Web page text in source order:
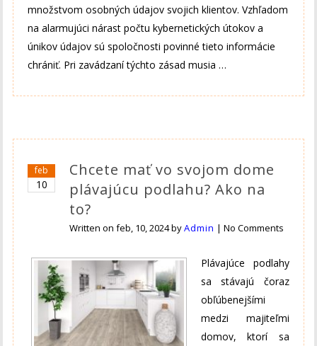
množstvom osobných údajov svojich klientov. Vzhľadom
na alarmujúci nárast počtu kybernetických útokov a
únikov údajov sú spoločnosti povinné tieto informácie
chrániť. Pri zavádzaní týchto zásad musia …
feb
10
Chcete mať vo svojom dome
plávajúcu podlahu? Ako na
to?
Written onfeb, 10, 2024byAdmin |No Comments
Plávajúce podlahy
sa stávajú čoraz
obľúbenejšími
medzi majiteľmi
domov, ktorí sa